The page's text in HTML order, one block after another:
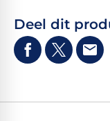
Deel dit